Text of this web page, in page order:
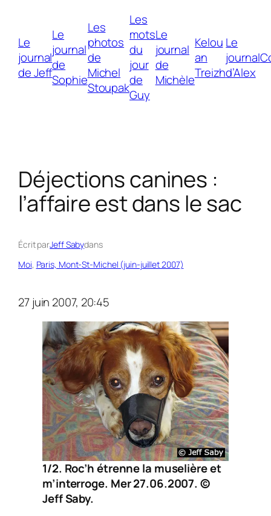
Le
journal
de Jeff
Le
journal
de
Sophie
Les
photos
de
Michel
Stoupak
Les
mots
du
jour
de
Guy
Le
journal
de
Michèle
Kelou
an
Treizh
Le
journal
d’Alex
Déjections canines :
l’affaire est dans le sac
Écrit parJeff Sabydans
Moi, Paris, Mont-St-Michel (juin-juillet 2007)
27 juin 2007, 20:45
1/2. Roc’h étrenne la muselière et
m’interroge. Mer 27.06.2007. ©
Jeff Saby.